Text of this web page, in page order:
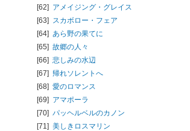
[62] アメイジング・グレイス
[63] スカボロー・フェア
[64] あら野の果てに
[65] 故郷の人々
[66] 悲しみの水辺
[67] 帰れソレントへ
[68] 愛のロマンス
[69] アマポーラ
[70] パッヘルベルのカノン
[71] 美しきロスマリン